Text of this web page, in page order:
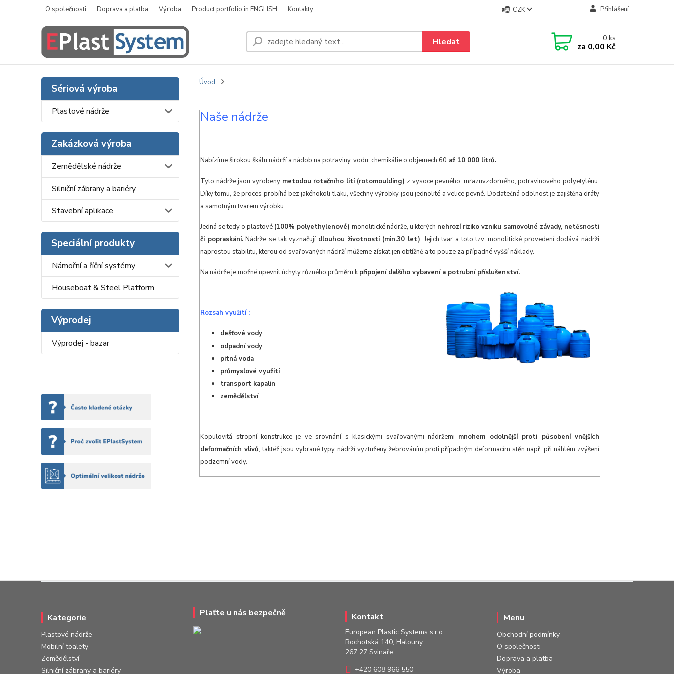
O společnosti Doprava a platba Výroba Product portfolio in ENGLISH Kontakty CZK Přihlášení
Hledat 0 ks
za 0,00 Kč
Sériová výroba
Plastové nádrže
Zakázková výroba
Zemědělské nádrže
Silniční zábrany a bariéry
Stavební aplikace
Speciální produkty
Námořní a říční systémy
Houseboat & Steel Platform
Výprodej
Výprodej - bazar
Úvod
Naše nádrže
Nabízíme širokou škálu nádrží a nádob na potraviny, vodu, chemikálie o objemech 60 až 10 000 litrů.
Tyto nádrže jsou vyrobeny metodou rotačního lití (rotomoulding) z vysoce pevného, mrazuvzdorného, potravinového polyetylénu.
Díky tomu, že proces probíhá bez jakéhokoli tlaku, všechny výrobky jsou jednolité a velice pevné. Dodatečná odolnost je zajištěna dráty
a samotným tvarem výrobku.
Jedná se tedy o plastové (100% polyethylenové) monolitické nádrže, u kterých nehrozí riziko vzniku samovolné závady, netěsnosti
či popraskání.Nádrže se tak vyznačují dlouhou životností (min.30 let). Jejich tvar a toto tzv. monolitické provedení dodává nádrži
naprostou stabilitu, kterou od svařovaných nádrží můžeme získat jen obtížně a to pouze za případné vyšší náklady.
Na nádrže je možné upevnit úchyty různého průměru kpřipojení dalšího vybavení a potrubní příslušenství.
Rozsah využití :
dešťové vody
odpadní vody
pitná voda
průmyslové využití
transport kapalin
zemědělství
Kopulovitá stropní konstrukce je ve srovnání s klasickými svařovanými nádržemi mnohem odolnější proti působení vnějších
deformačních vlivů, taktéž jsou vybrané typy nádrží vyztuženy žebrováním proti případným deformacím stěn např. při náhlém zvýšení
podzemní vody.
Kategorie
Plastové nádrže
Mobilní toalety
Zemědělství
Silniční zábrany a bariéry
Plaťte u nás bezpečně Kontakt
European Plastic Systems s.r.o.
Rochotská 140, Halouny
267 27 Svinaře
+420 608 966 550
Menu
Obchodní podmínky
O společnosti
Doprava a platba
Výroba